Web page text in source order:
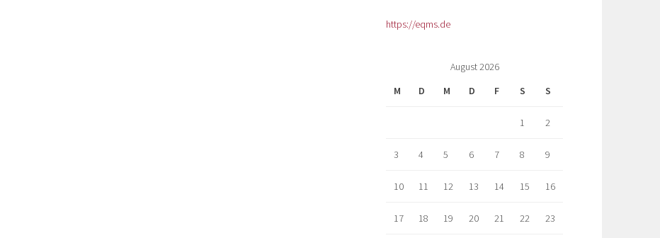
https://eqms.de
August 2026
M
D M D F S S
1 2
3 4 5 6 7 8 9
10 11 12 13 14 15 16
17 18 19 20 21 22 23